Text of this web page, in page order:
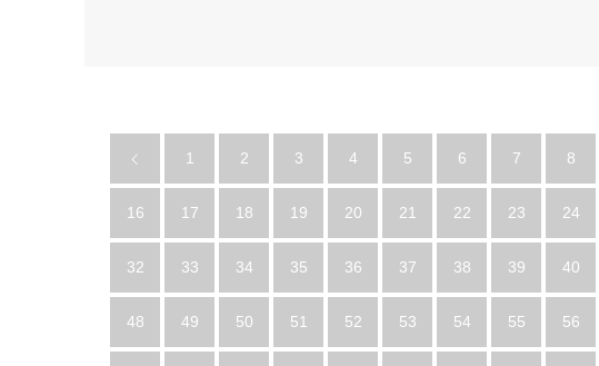
1 2 3 4 5 6 7 8
16 17 18 19 20 21 22 23 24
32 33 34 35 36 37 38 39 40
48 49 50 51 52 53 54 55 56